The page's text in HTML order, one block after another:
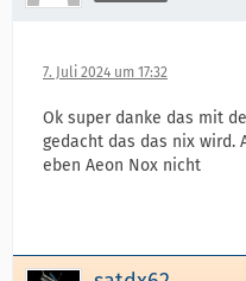
7. Juli 2024 um 17:32
Ok super danke das mit
gedacht das das nix wird.
eben Aeon Nox nicht